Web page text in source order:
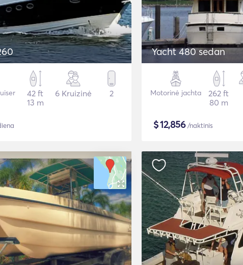
42 ft
13 m
6 Kruizinė 2
Yacht 480 sedan
Motorinė jachta
262 ft
80 m
$12,856/naktinis